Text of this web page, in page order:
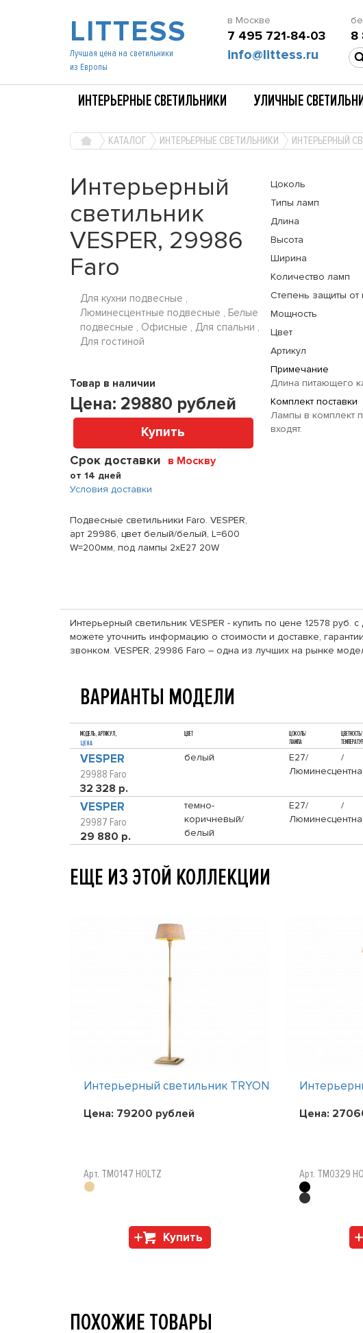
LITTESS
Лучшая цена на светильники
из Европы
в Москве
7 495 721-84-03 8
info@littess.ru
ИНТЕРЬЕРНЫЕ СВЕТИЛЬНИКИ УЛИЧНЫЕ
КАТАЛОГ ИНТЕРЬЕРНЫЕ СВЕТИЛЬНИКИ ИНТЕРЬЕРНЫЙ
Интерьерный
светильник
VESPER, 29986
Faro
Для кухни подвесные ,
Люминесцентные подвесные , Белые
подвесные , Офисные , Для спальни ,
Для гостиной
Товар в наличии
Цена: 29880 рублей
Купить
Срок доставки в Москву
от 14 дней
Условия доставки
Подвесные светильники Faro. VESPER,
арт 29986, цвет белый/белый, L=600
W=200мм, под лампы 2xE27 20W
Цоколь
Типы ламп
Длина
Высота
Ширина
Количество ламп
Степень защиты от
Мощность
Цвет
Артикул
Примечание
Длина питающего
Комплект поставки
Лампы в комплект
входят.
Интерьерный светильник VESPER - купить по цене 12578
можете уточнить информацию о стоимости и доставке,
звонком. VESPER, 29986 Faro – одна из лучших на рынке
ВАРИАНТЫ МОДЕЛИ
МОДЕЛЬ, АРТИКУЛ,
ЦЕНА
ЦВЕТ
ЦОКОЛЬ/
ЛАМПА
ЦВЕТНОСТЬ/
VESPER
29988 Faro
32 328 р.
белый
E27/
/
VESPER
29987 Faro
29 880 р.
темно-
коричневый/
белый
E27/
/
ЕЩЕ ИЗ ЭТОЙ КОЛЛЕКЦИИ
Интерьерный светильник TRYON
Цена: 79200 рублей
Арт. TM0147 HOLTZ
Купить
Цена:
Арт. TM0329
ПОХОЖИЕ ТОВАРЫ